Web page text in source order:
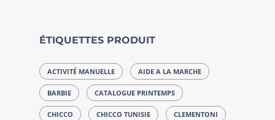
ÉTIQUETTES PRODUIT
ACTIVITÉ MANUELLE AIDE A LA MARCHE
BARBIE CATALOGUE PRINTEMPS
CHICCO CHICCO TUNISIE CLEMENTONI